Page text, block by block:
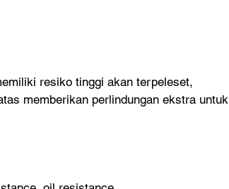
resiko tinggi akan terpeleset,
memberikan perlindungan ekstra untuk